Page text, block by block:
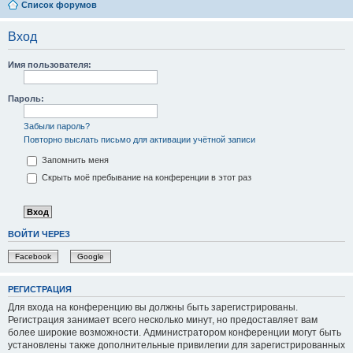
Список форумов
Вход
Имя пользователя:
Пароль:
Забыли пароль?
Повторно выслать письмо для активации учётной записи
Запомнить меня
Скрыть моё пребывание на конференции в этот раз
ВОЙТИ ЧЕРЕЗ
Facebook Google
РЕГИСТРАЦИЯ
Для входа на конференцию вы должны быть зарегистрированы.
Регистрация занимает всего несколько минут, но предоставляет вам
более широкие возможности. Администратором конференции могут быть
установлены также дополнительные привилегии для зарегистрированных